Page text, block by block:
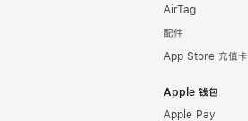
AirTag
配件
App Store 充值卡
Apple 钱包
Apple Pay